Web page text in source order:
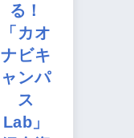
る！
「カオ
ナビキ
ャンパ
ス
Lab」